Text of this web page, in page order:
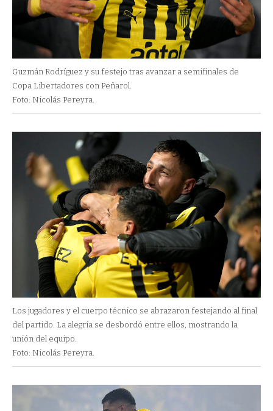
Guzmán Rodríguez y su festejo tras avanzar a semifinales de
Copa Libertadores con Peñarol.
Foto: Nicolás Pereyra.
Los jugadores y el cuerpo técnico se abrazaron festejando al final
del partido. La alegría se desbordó entre ellos, mostrando la
unión del equipo.
Foto: Nicolás Pereyra.